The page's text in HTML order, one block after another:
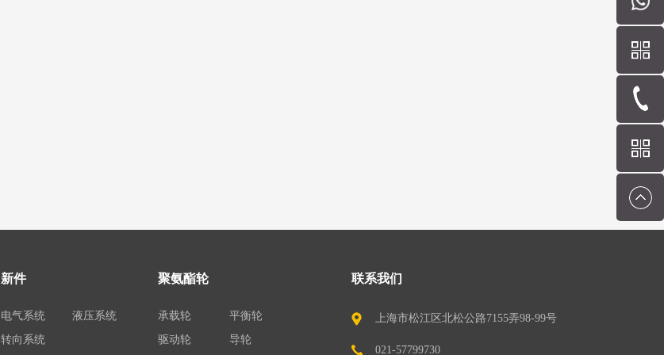
新件
电气系统
液压系统
转向系统
聚氨酯轮
承载轮
平衡轮
驱动轮
导轮
联系我们
上海市松江区北松公路7155弄98-99号
（201611）
021-57799730